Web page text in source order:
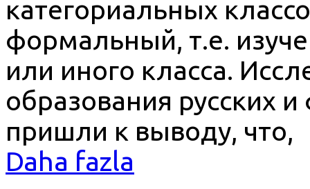
категориальных
формальный, т.е.
или иного класса.
образования русских
пришли к выводу, что,
Daha fazla